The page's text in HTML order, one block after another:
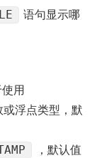
语句显示哪
使用
或浮点类型，默
，默认值